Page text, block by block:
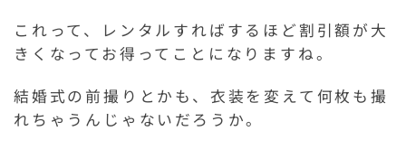
これって、レンタルすればするほど割引額が大
きくなってお得ってことになりますね。
結婚式の前撮りとかも、衣装を変えて何枚も撮
れちゃうんじゃないだろうか。